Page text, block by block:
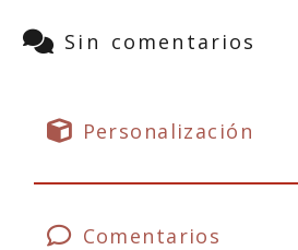
Sin comentarios
Personalización
Comentarios